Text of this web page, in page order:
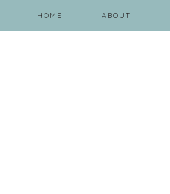
HOME ABOUT